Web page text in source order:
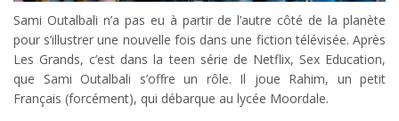
Sami Outalbali n’a pas eu à partir de l’autre côté de la planète
pour s’illustrer une nouvelle fois dans une fiction télévisée. Après
Les Grands, c’est dans la teen série de Netflix, Sex Education,
que Sami Outalbali s’offre un rôle. Il joue Rahim, un petit
Français (forcément), qui débarque au lycée Moordale.